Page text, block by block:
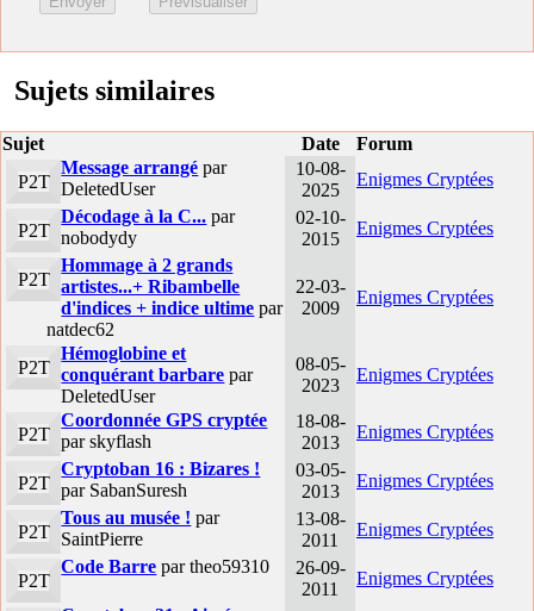
Sujets similaires
Sujet Date
Forum
P2T
Message arrangé par
DeletedUser
10-08-
2025
Enigmes Cryptées
P2T
Décodage à la C... par
nobodydy
02-10-
2015
Enigmes Cryptées
P2T
Hommage à 2 grands
artistes...+ Ribambelle
d'indices + indice ultime par
natdec62
22-03-
2009
Enigmes Cryptées
P2T
Hémoglobine et
conquérant barbare par
DeletedUser
08-05-
2023
Enigmes Cryptées
P2T
Coordonnée GPS cryptée
par skyflash
18-08-
2013
Enigmes Cryptées
P2T
Cryptoban 16 : Bizares !
par SabanSuresh
03-05-
2013
Enigmes Cryptées
P2T
Tous au musée ! par
SaintPierre
13-08-
2011
Enigmes Cryptées
P2T
Code Barre par theo59310
26-09-
2011
Enigmes Cryptées